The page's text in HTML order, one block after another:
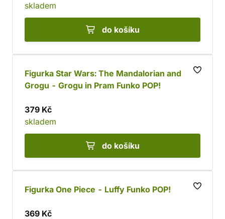
skladem
do košíku
Figurka Star Wars: The Mandalorian and
Grogu - Grogu in Pram Funko POP!
379 Kč
skladem
do košíku
Figurka One Piece - Luffy Funko POP!
369 Kč